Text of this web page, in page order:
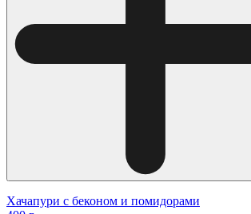
Хачапури с беконом и помидорами